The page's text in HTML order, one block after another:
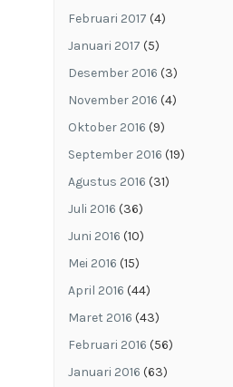
Februari 2017 (4)
Januari 2017 (5)
Desember 2016 (3)
November 2016 (4)
Oktober 2016 (9)
September 2016 (19)
Agustus 2016 (31)
Juli 2016 (36)
Juni 2016 (10)
Mei 2016 (15)
April 2016 (44)
Maret 2016 (43)
Februari 2016 (56)
Januari 2016 (63)